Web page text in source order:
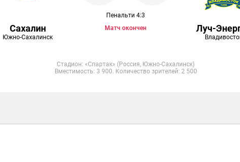
Сахалин
Южно-Сахалинск
Пенальти 4:3
Матч окончен
Луч-
Стадион: «Спартак» (Россия, Южно-Сахалинск)
Вместимость: 3 900. Количество зрителей: 2 500